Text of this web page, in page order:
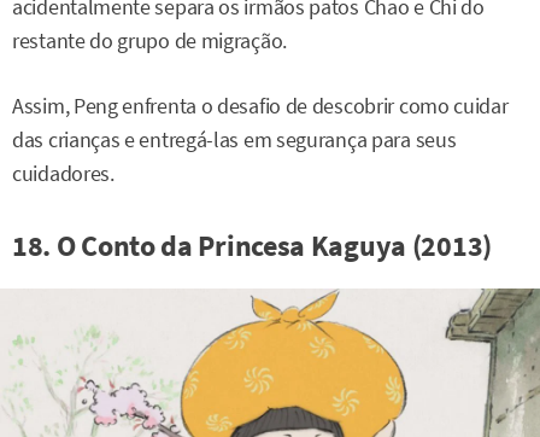
acidentalmente separa os irmãos patos Chao e Chi do
restante do grupo de migração.
Assim, Peng enfrenta o desafio de descobrir como cuidar
das crianças e entregá-las em segurança para seus
cuidadores.
18. O Conto da Princesa Kaguya (2013)